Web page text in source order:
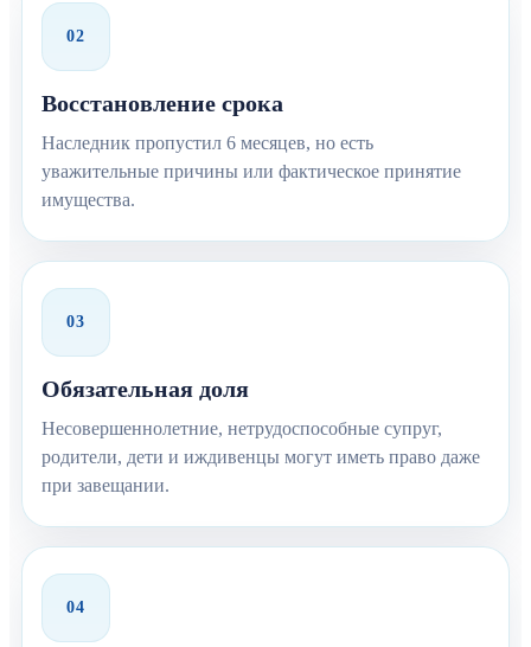
02
Восстановление срока
Наследник пропустил 6 месяцев, но есть
уважительные причины или фактическое принятие
имущества.
03
Обязательная доля
Несовершеннолетние, нетрудоспособные супруг,
родители, дети и иждивенцы могут иметь право даже
при завещании.
04